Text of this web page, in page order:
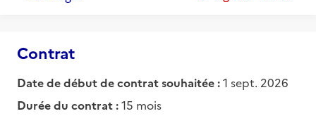
Contrat
Date de début de contrat souhaitée :1 sept. 2026
Durée du contrat :15 mois